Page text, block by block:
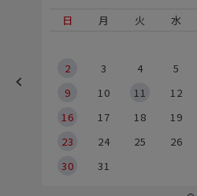
日
月 火 水
2
3 4 5
9
10 11 12
16
17 18 19
23
24 25 26
30
31